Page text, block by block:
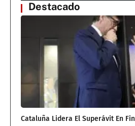
Destacado
Cataluña Lidera El Superávit En